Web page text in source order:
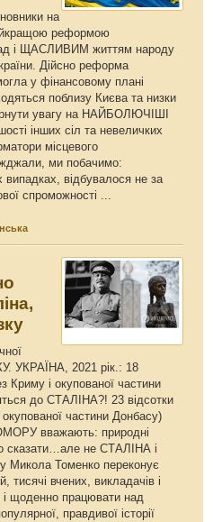
на
реформою
і ЩАСЛИВИМ життям народу
Дійсно реформа
у фінансовому плані
поблизу Києва та низки
увагу на НАЙБОЛЮЧІШІ
інших сіл та невеличких
місцевого
ми побачимо:
відбувалося не за
спроможності ...
УКРАЇНА, 2021 рік.: 18
Криму і окупованої частини
до СТАЛІНА?! 23 відсотки
частини Донбасу)
вважають: природні
сказати…але не СТАЛІНА і
Микола Томенко переконує
тисячі вчених, викладачів і
і щоденно працювати над
правдивої історії